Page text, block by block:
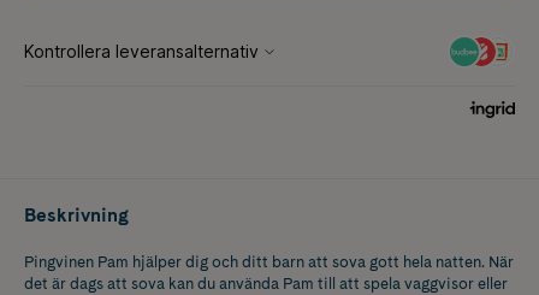
Beskrivning
Pingvinen Pam hjälper dig och ditt barn att sova gott hela natten. När
det är dags att sova kan du använda Pam till att spela vaggvisor eller